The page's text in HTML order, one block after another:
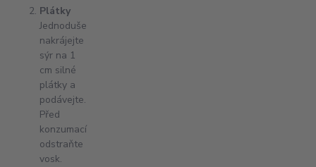
Plátky
Jednoduše
nakrájejte
sýr na 1
cm silné
plátky a
podávejte.
Před
konzumací
odstraňte
vosk.